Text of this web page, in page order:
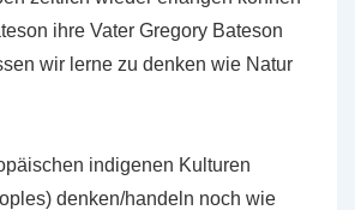
ihre Vater Gregory Bateson
wir lerne zu denken wie Natur
indigenen Kulturen
denken/handeln noch wie